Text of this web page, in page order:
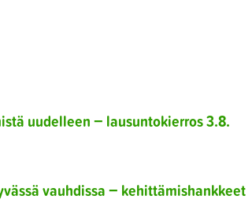
uudelleen − lausuntokierros 3.8.
vauhdissa − kehittämishankkeet